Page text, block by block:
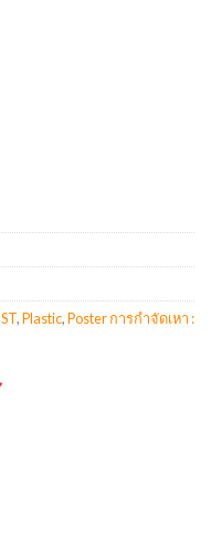
ารกำจัดเหา : 50x70 Cm
,Plastic,Poster การกำจัดเหา :